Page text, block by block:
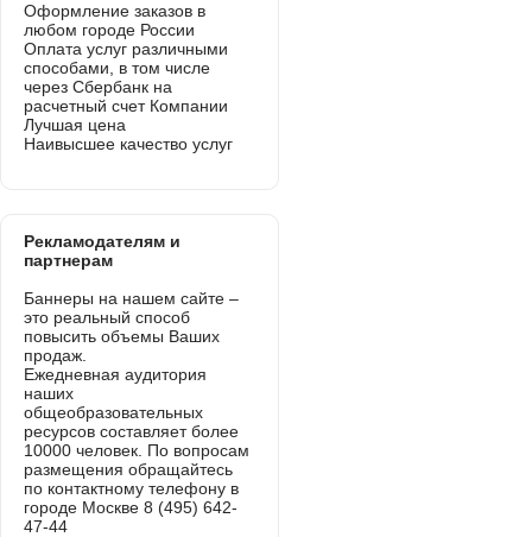
Оформление заказов в
любом городе России
Оплата услуг различными
способами, в том числе
через Сбербанк на
расчетный счет Компании
Лучшая цена
Наивысшее качество услуг
Рекламодателям и
партнерам
Баннеры на нашем сайте –
это реальный способ
повысить объемы Ваших
продаж.
Ежедневная аудитория
наших
общеобразовательных
ресурсов составляет более
10000 человек. По вопросам
размещения обращайтесь
по контактному телефону в
городе Москве 8 (495) 642-
47-44